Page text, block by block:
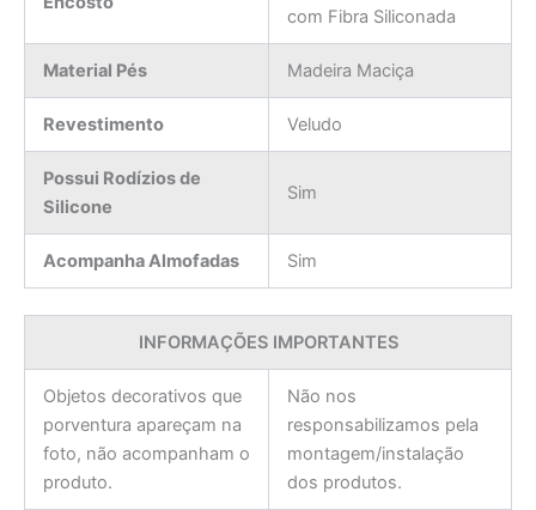
com Fibra Siliconada
Material Pés Madeira Maciça
Revestimento Veludo
Possui Rodízios de
Silicone
Sim
Acompanha Almofadas Sim
INFORMAÇÕES IMPORTANTES
Objetos decorativos que
porventura apareçam na
foto, não acompanham o
produto.
Não nos
responsabilizamos pela
montagem/instalação
dos produtos.